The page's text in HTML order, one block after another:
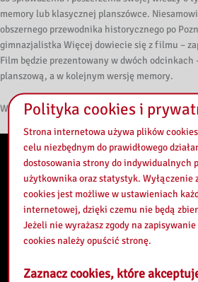
memory lub klasycznej planszówce.
obszernego przewodnika historycznego po
gimnazjalistka Więcej dowiecie się z filmu –
Film będzie prezentowany w dwóch odcinkach
planszową, a w kolejnym wersję memory.
Więcej szczegółów i mnóstwo ciekawostek
Polityka cookies i
Strona internetowa używa plików
celu niezbędnym do prawidłowego
dostosowania strony do indywidualnych
użytkownika oraz statystyk. Wyłączenie
cookies jest możliwe w ustawieniach
internetowej, dzięki czemu nie będą
Jeżeli nie wyrażasz zgody na
cookies należy opuścić stronę.
Zaznacz cookies, które